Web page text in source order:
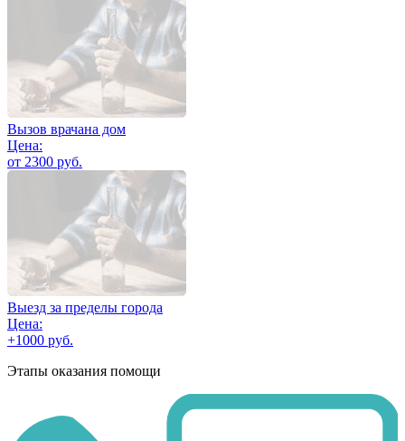
Вызов врачана дом
Цена:
от 2300 руб.
Выезд за пределы города
Цена:
+1000 руб.
Этапы оказания помощи